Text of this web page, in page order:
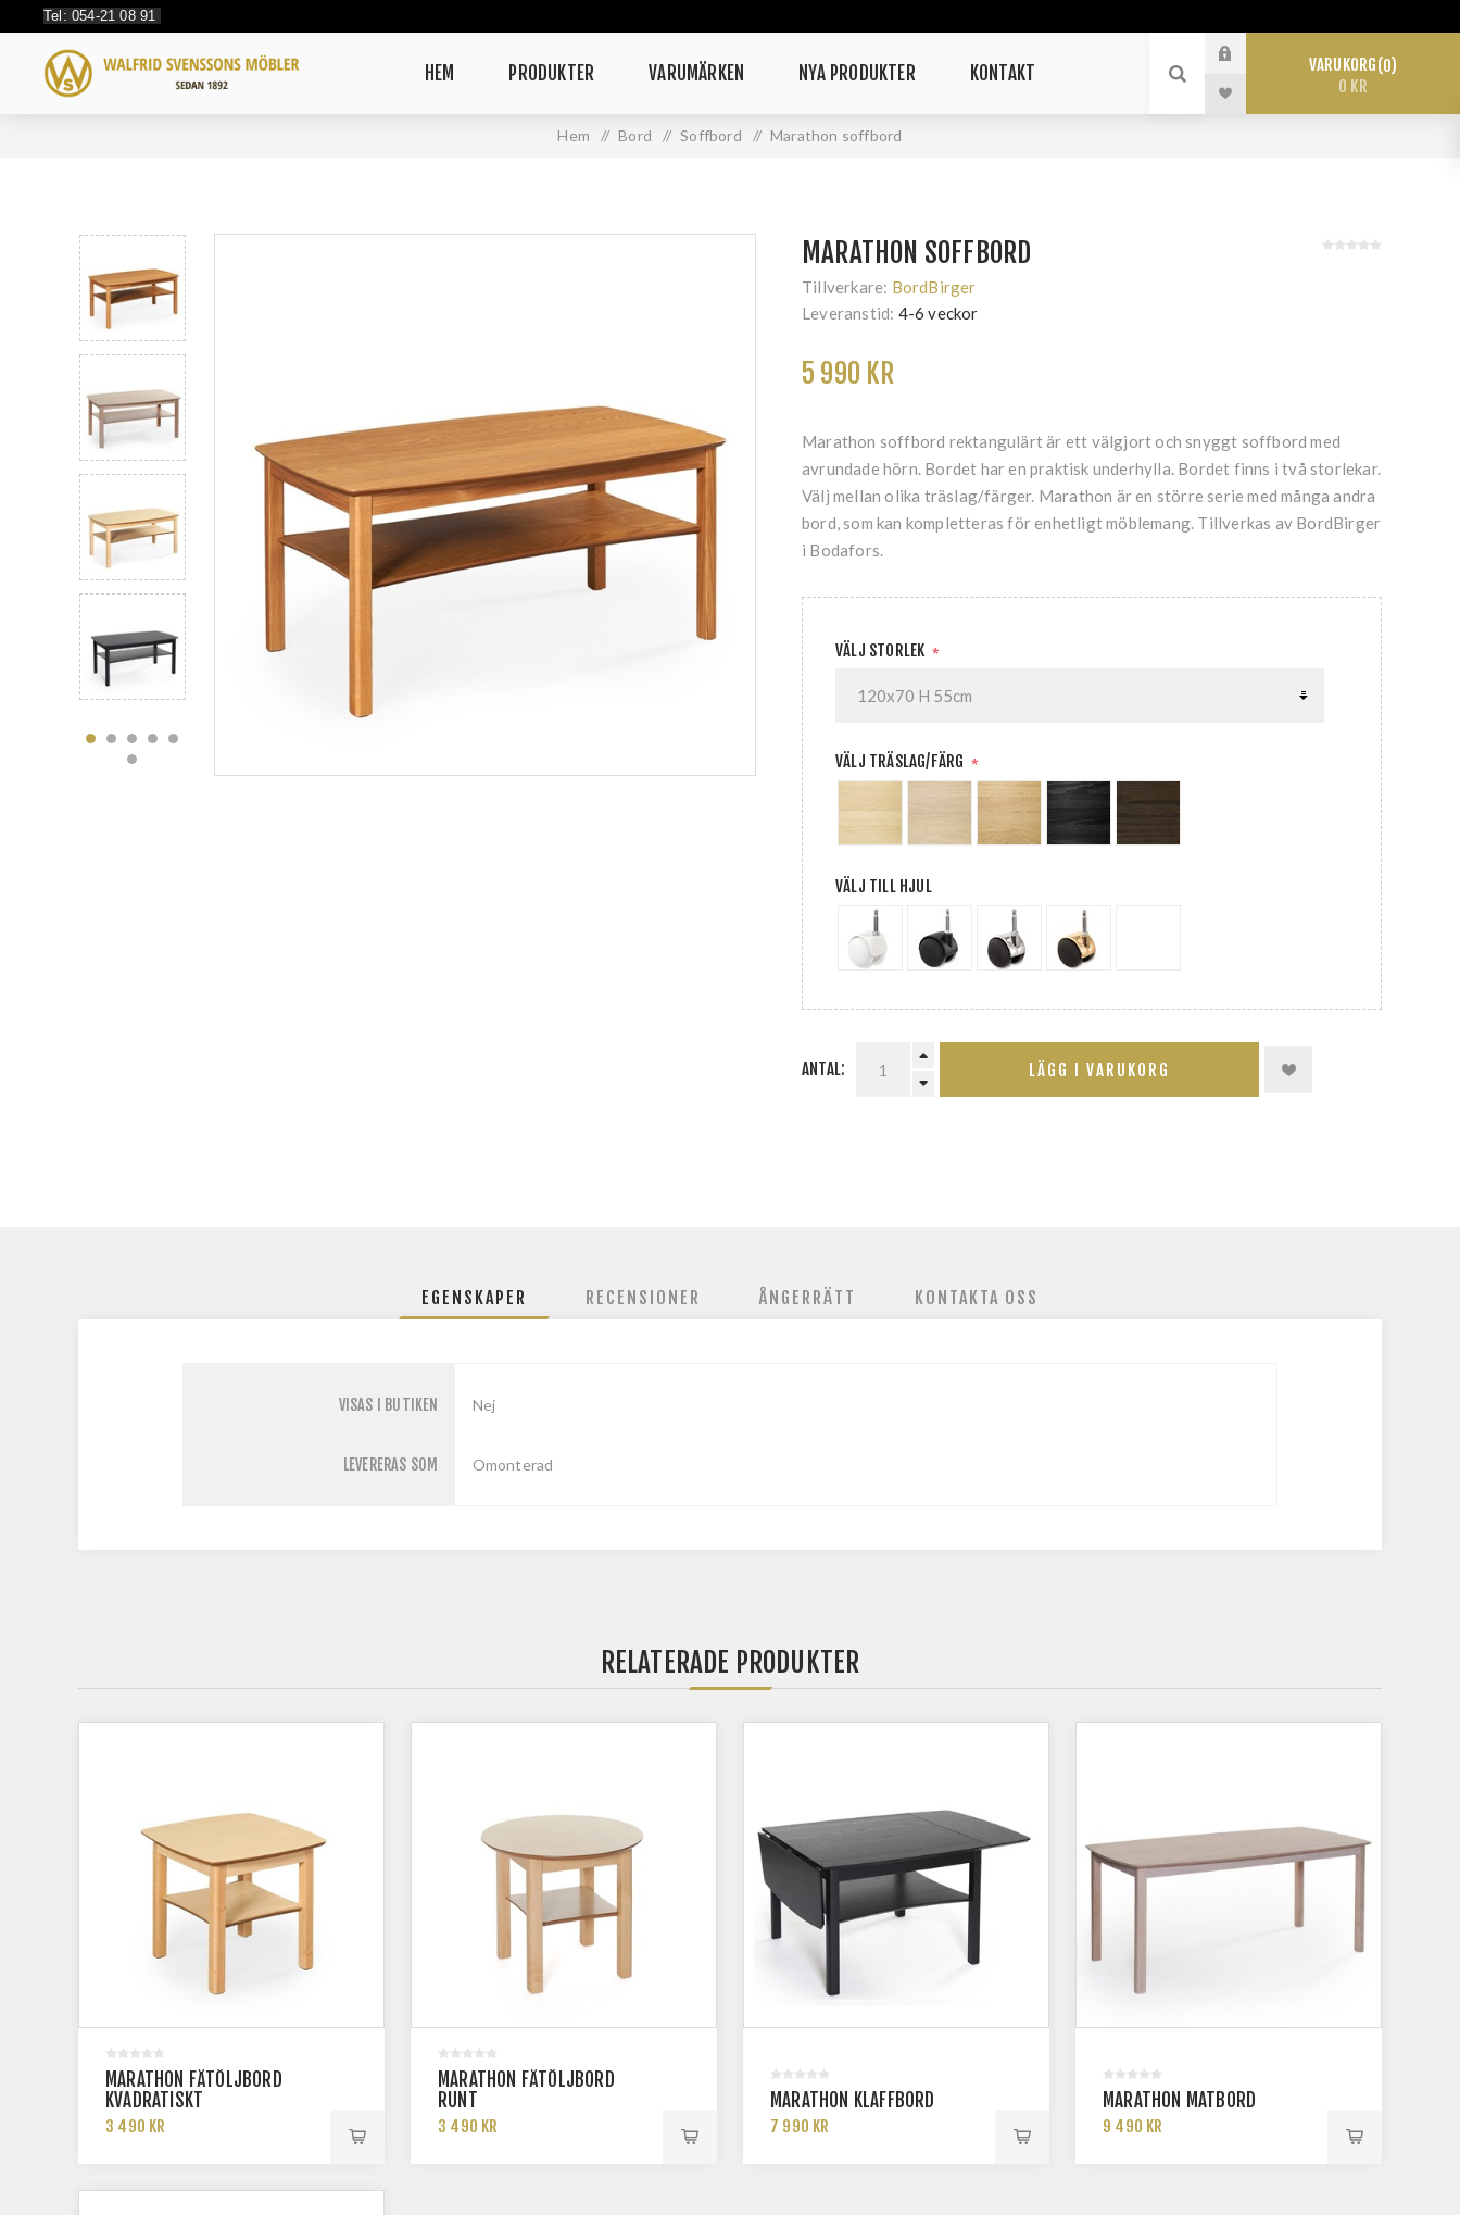
Tel: 054-21 08 91
HEM PRODUKTER VARUMÄRKEN NYA PRODUKTER KONTAKT VARUKORG 0
0 KR
Hem / Bord / Soffbord / Marathon soffbord
MARATHON SOFFBORD
Tillverkare: BordBirger
Leveranstid: 4-6 veckor
5 990 KR
Marathon soffbord rektangulärt är ett välgjort och snyggt soffbord med
avrundade hörn. Bordet har en praktisk underhylla. Bordet finns i två storlekar.
Välj mellan olika träslag/färger. Marathon är en större serie med många andra
bord, som kan kompletteras för enhetligt möblemang. Tillverkas av BordBirger
i Bodafors.
VÄLJ STORLEK *
VÄLJ TRÄSLAG/FÄRG *
VÄLJ TILL HJUL
ANTAL: LÄGG I VARUKORG
EGENSKAPER RECENSIONER ÅNGERRÄTT KONTAKTA OSS
VISAS I BUTIKEN Nej
LEVERERAS SOM Omonterad
RELATERADE PRODUKTER
MARATHON FÅTÖLJBORD
KVADRATISKT
3 490 KR
MARATHON FÅTÖLJBORD
RUNT
3 490 KR
MARATHON KLAFFBORD
7 990 KR
MARATHON MATBORD
9 490 KR